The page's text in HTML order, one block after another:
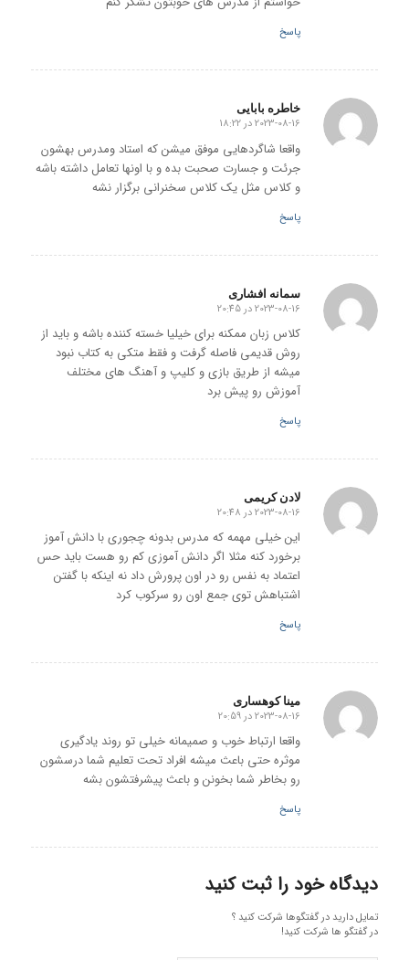
پاسخ
خاطره بابایی
گفته:
2023-08-16 در 18:22
واقعا شاگردهایی موفق میشن که استاد و‌مدرس بهشون
جرئت و جسارت صحبت بده و با اونها تعامل داشته باشه
و کلاس مثل یک کلاس سخنرانی برگزار نشه
پاسخ
سمانه افشاری
گفته:
2023-08-16 در 20:45
کلاس زبان ممکنه برای خیلیا خسته کننده باشه و باید از
روش قدیمی فاصله گرفت و فقط متکی به کتاب نبود
میشه از طریق بازی و کلیپ و آهنگ های مختلف
آموزش رو پیش برد
پاسخ
لادن کریمی
گفته:
2023-08-16 در 20:48
این خیلی مهمه که مدرس بدونه چجوری با دانش آموز
برخورد کنه مثلا اگر دانش آموزی کم رو هست باید حس
اعتماد به نفس رو در اون پرورش داد نه اینکه با گفتن
اشتباهش توی جمع اون رو سرکوب کرد
پاسخ
مینا کوهساری
گفته:
2023-08-16 در 20:59
واقعا ارتباط خوب و صمیمانه خیلی تو روند یادگیری
موثره حتی باعث میشه افراد تحت تعلیم شما درسشون
رو بخاطر شما بخونن و باعث پیشرفتشون بشه
پاسخ
دیدگاه خود را ثبت کنید
تمایل دارید در گفتگوها شرکت کنید ؟
در گفتگو ها شرکت کنید!